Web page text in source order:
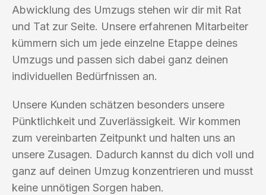
Abwicklung des Umzugs stehen wir dir mit Rat
und Tat zur Seite. Unsere erfahrenen Mitarbeiter
kümmern sich um jede einzelne Etappe deines
Umzugs und passen sich dabei ganz deinen
individuellen Bedürfnissen an.
Unsere Kunden schätzen besonders unsere
Pünktlichkeit und Zuverlässigkeit. Wir kommen
zum vereinbarten Zeitpunkt und halten uns an
unsere Zusagen. Dadurch kannst du dich voll und
ganz auf deinen Umzug konzentrieren und musst
keine unnötigen Sorgen haben.